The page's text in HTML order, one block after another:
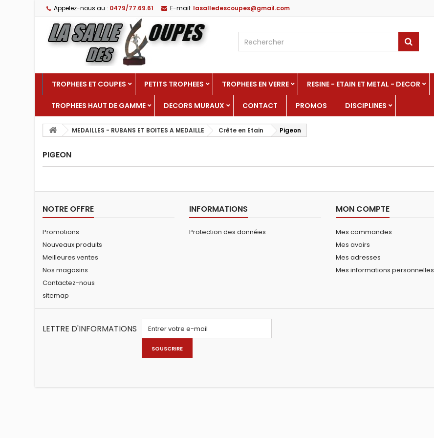
Appelez-nous au : 0479/77.69.61 E-mail: lasalledescoupes@gmail.com
TROPHEES ET COUPES PETITS TROPHEES TROPHEES EN VERRE RESINE - ETAIN ET METAL - DECOR
TROPHEES HAUT DE GAMME DECORS MURAUX CONTACT PROMOS DISCIPLINES
MEDAILLES - RUBANS ET BOITES A MEDAILLE Crête en Etain Pigeon
PIGEON
NOTRE OFFRE
Promotions
Nouveaux produits
Meilleures ventes
Nos magasins
Contactez-nous
sitemap
INFORMATIONS
Protection des données
MON COMPTE
Mes commandes
Mes avoirs
Mes adresses
Mes informations personnelles
LETTRE D'INFORMATIONS
SOUSCRIRE